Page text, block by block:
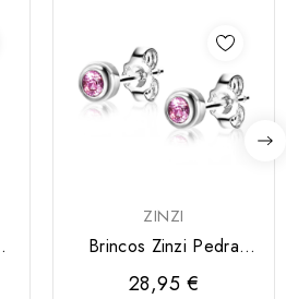
ZINZI
Brincos Zinzi Pedra
Rosa
28,95 €